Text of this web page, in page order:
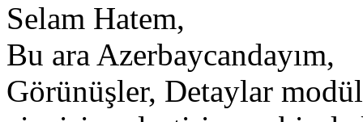
Selam Hatem,
Bu ara Azerbaycandayım,
Görünüşler, Detaylar